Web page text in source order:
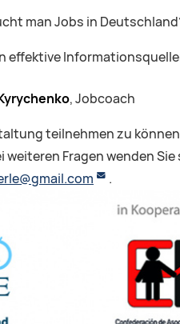
man Jobs in
effektive
, Jobcoach
teilnehmen zu
weiteren Fragen wenden
.